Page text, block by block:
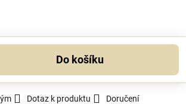
Do košíku
Dotaz k produktu Doručení